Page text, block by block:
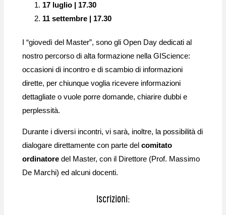
17 luglio | 17.30
11 settembre | 17.30
I “giovedì del Master”, sono gli Open Day dedicati al
nostro percorso di alta formazione nella GIScience:
occasioni di incontro e di scambio di informazioni
dirette, per chiunque voglia ricevere informazioni
dettagliate o vuole porre domande, chiarire dubbi e
perplessità.
Durante i diversi incontri, vi sarà, inoltre, la possibilità di
dialogare direttamente con parte del comitato
ordinatoredel Master, con il Direttore (Prof. Massimo
De Marchi) ed alcuni docenti.
Iscrizioni: